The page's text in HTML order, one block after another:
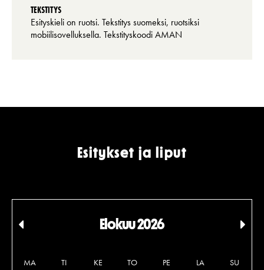
TEKSTITYS
Esityskieli on ruotsi. Tekstitys suomeksi, ruotsiksi
mobiilisovelluksella. Tekstityskoodi AMAN
Esitykset ja liput
Edellinen
Elokuu 2026
MA TI KE TO PE LA SU